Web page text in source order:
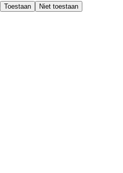
Toestaan Niet toestaan